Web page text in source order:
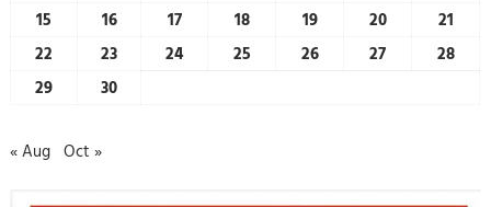
15
16 17 18 19 20
21
22
23 24 25 26 27
28
29
30
« Aug Oct »